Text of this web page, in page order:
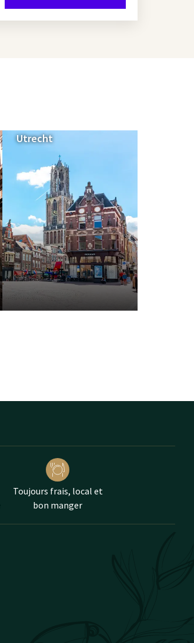
Utrecht
Toujours frais, local et
bon manger